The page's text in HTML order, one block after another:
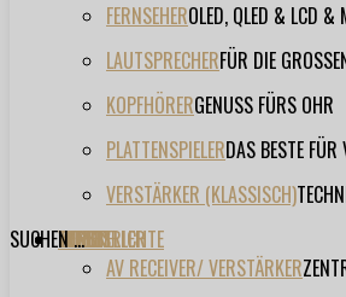
FERNSEHEROLED, QLED & LCD &
LAUTSPRECHERFÜR DIE
KOPFHÖRERGENUSS FÜRS OHR
PLATTENSPIELERDAS BESTE FÜR
VERSTÄRKER (KLASSISCH)
TESTBERICHTE
AV RECEIVER/ VERSTÄRKER
FORUM
FILME
VIDEOS
HERSTELLER
EVENT
SUCHEN ...